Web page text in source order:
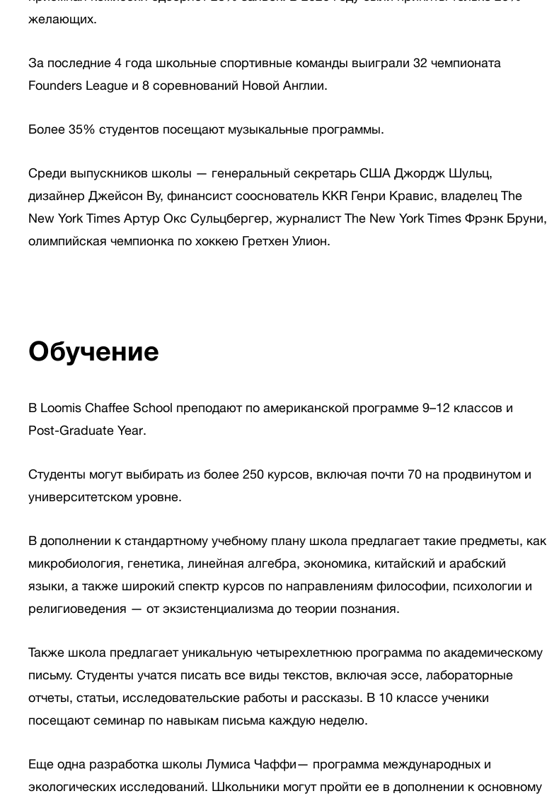
желающих.
За последние 4 года школьные спортивные команды выиграли 32 чемпионата
Founders League и 8 соревнований Новой Англии.
Более 35% студентов посещают музыкальные программы.
Среди выпускников школы — генеральный секретарь США Джордж Шульц,
дизайнер Джейсон Ву, финансист сооснователь KKR Генри Кравис, владелец The
New York Times Артур Окс Сульцбергер, журналист The New York Times Фрэнк Бруни,
олимпийская чемпионка по хоккею Гретхен Улион.
Обучение
В Loomis Chaffee School преподают по американской программе 9–12 классов и
Post-Graduate Year.
Студенты могут выбирать из более 250 курсов, включая почти 70 на продвинутом и
университетском уровне.
В дополнении к стандартному учебному плану школа предлагает такие предметы, как
микробиология, генетика, линейная алгебра, экономика, китайский и арабский
языки, а также широкий спектр курсов по направлениям философии, психологии и
религиоведения — от экзистенциализма до теории познания.
Также школа предлагает уникальную четырехлетнюю программа по академическому
письму. Студенты учатся писать все виды текстов, включая эссе, лабораторные
отчеты, статьи, исследовательские работы и рассказы. В 10 классе ученики
посещают семинар по навыкам письма каждую неделю.
Еще одна разработка школы Лумиса Чаффи— программа международных и
экологических исследований. Школьники могут пройти ее в дополнении к основному